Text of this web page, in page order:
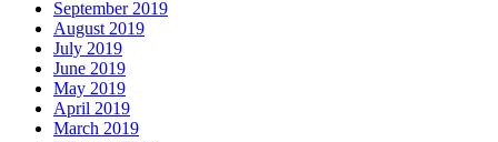
September 2019
August 2019
July 2019
June 2019
May 2019
April 2019
March 2019